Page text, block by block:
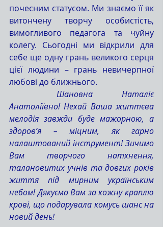
почесним статусом. Ми знаємо її як
витончену творчу особистість,
вимогливого педагога та чуйну
колегу. Сьогодні ми відкрили для
себе ще одну грань великого серця
цієї людини – грань невичерпної
любові до ближнього.
Анатоліївно! Нехай Ваша життєва
мелодія завжди буде мажорною, а
здоров’я – міцним, як гарно
налаштований інструмент! Зичимо
Вам творчого натхнення,
талановитих учнів та довгих років
життя під мирним українським
небом! Дякуємо Вам за кожну краплю
крові, що подарувала комусь шанс на
новий день!